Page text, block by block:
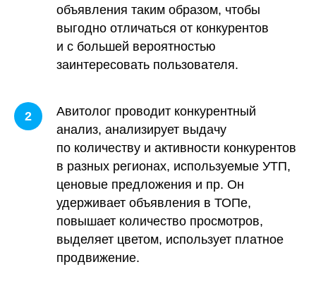
объявления таким образом, чтобы
выгодно отличаться от конкурентов
и с большей вероятностью
заинтересовать пользователя.
Авитолог проводит конкурентный
анализ, анализирует выдачу
по количеству и активности конкурентов
в разных регионах, используемые УТП,
ценовые предложения и пр. Он
удерживает объявления в ТОПе,
повышает количество просмотров,
выделяет цветом, использует платное
продвижение.
гордимся
Наши клиенты- лучшая
рекомендация